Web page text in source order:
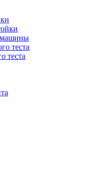
машины
теста
теста